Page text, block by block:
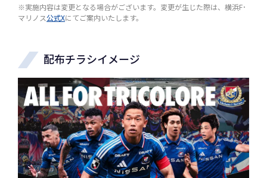
※実施内容は変更となる場合がございます。変更が生じた際は、横浜F･
マリノス公式Xにてご案内いたします。
配布チラシイメージ